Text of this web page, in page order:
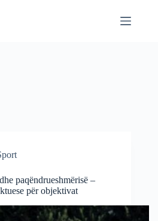
paqëndrueshmërisë –
për objektivat